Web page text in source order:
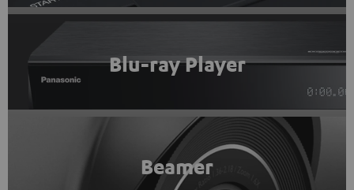
Blu-ray Player
Beamer